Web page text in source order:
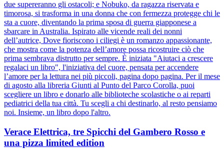
due supereranno gli ostacoli; e Nobuko, da ragazza riservata e
timorosa, si trasforma in una donna che con fermezza protegge chi le
sta a cuore, diventando la prima sposa di guerra giapponese a
sbarcare in Australia. Ispirato alle vicende reali dei nonni
dell’autrice, Dove fioriscono i ciliegi è un romanzo appassionante,
che mostra come la potenza dell’amore possa ricostruire ciò che
prima sembrava distrutto per sempre. È iniziata "Aiutaci a crescere
regalaci un libro", l'iniziativa del cuore, pensata per accendere
l’amore per la lettura nei più piccoli, pagina dopo pagina. Per il mese
di agosto alla libreria Giunti al Punto del Parco Corolla, puoi
scegliere un libro e donarlo alle biblioteche scolastiche o ai reparti
pediatrici della tua città. Tu scegli a chi destinarlo, al resto pensiamo
noi. Insieme, un libro dopo l'altro.
Verace Elettrica, tre Spicchi del Gambero Rosso e
una pizza limited edition